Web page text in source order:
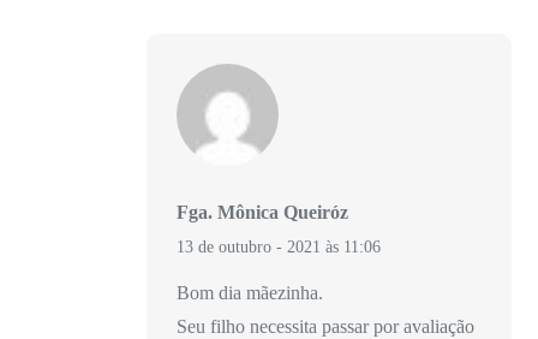
Fga. Mônica Queiróz
13 de outubro - 2021 às 11:06
Bom dia mãezinha.
Seu filho necessita passar por avaliação